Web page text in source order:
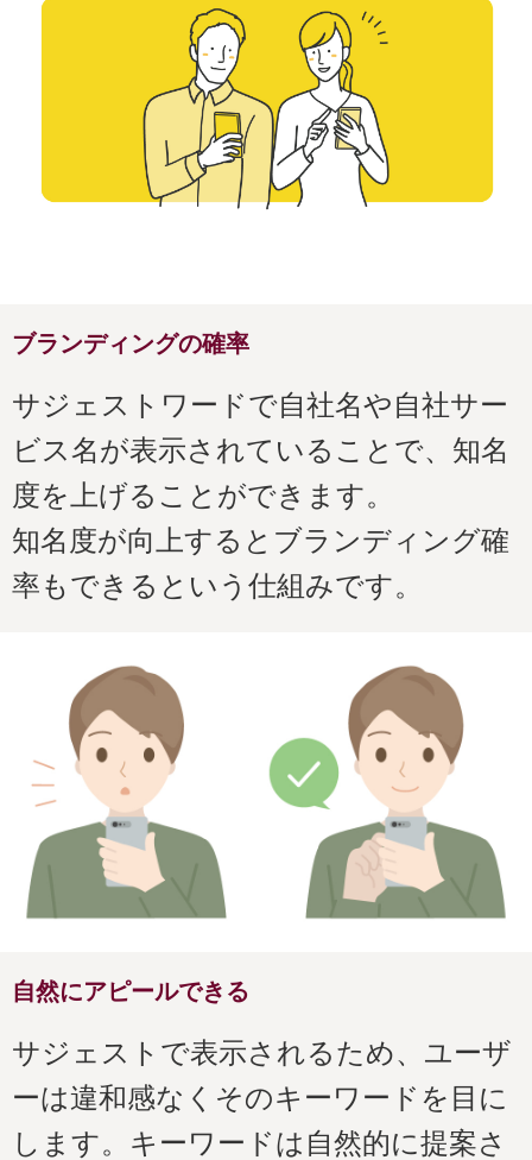
ブランディングの確率
サジェストワードで自社名や自社サー
ビス名が表示されていることで、知名
度を上げることができます。
知名度が向上するとブランディング確
率もできるという仕組みです。
自然にアピールできる
サジェストで表示されるため、ユーザ
ーは違和感なくそのキーワードを目に
します。キーワードは自然的に提案さ